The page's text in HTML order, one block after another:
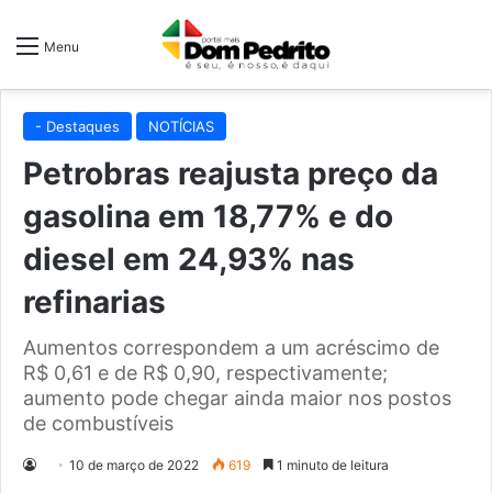
Menu
- Destaques NOTÍCIAS
Petrobras reajusta preço da
gasolina em 18,77% e do
diesel em 24,93% nas
refinarias
Aumentos correspondem a um acréscimo de
R$ 0,61 e de R$ 0,90, respectivamente;
aumento pode chegar ainda maior nos postos
de combustíveis
10 de março de 2022 619 1 minuto de leitura